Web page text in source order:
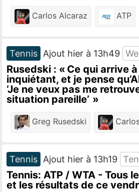
Carlos Alcaraz ATP
Tennis Ajout hier à 13h49
Rusedski : « Ce qui arrive
inquiétant, et je pense
‘Je ne veux pas me
situation pareille’ »
Greg Rusedski
Tennis Ajout hier à 13h19
Tennis: ATP / WTA - Tous
et les résultats de ce